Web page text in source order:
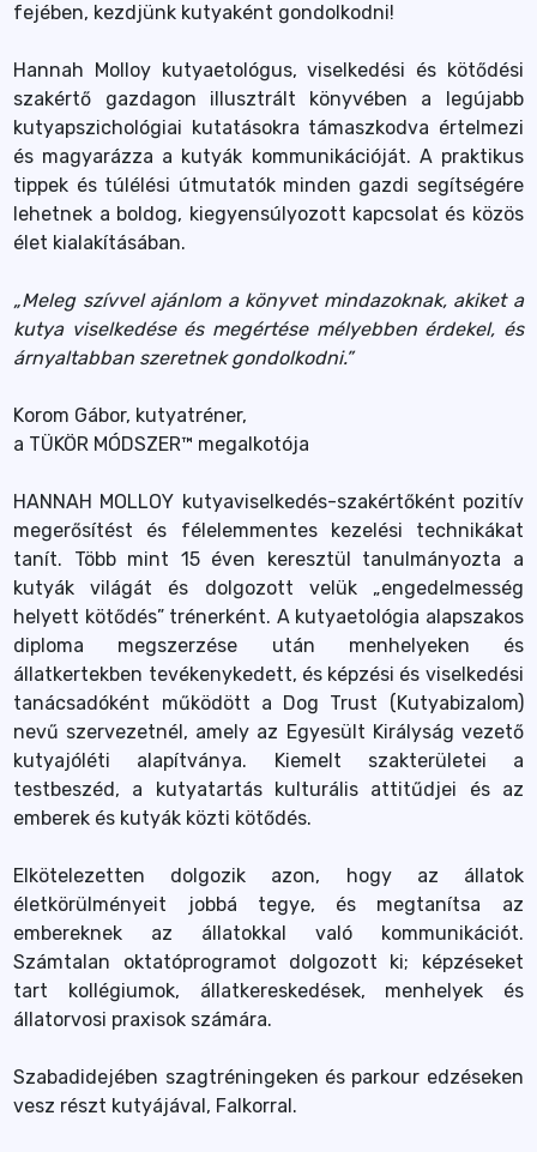
fejében, kezdjünk kutyaként gondolkodni!
Hannah Molloy kutyaetológus, viselkedési és kötődési
szakértő gazdagon illusztrált könyvében a legújabb
kutyapszichológiai kutatásokra támaszkodva értelmezi
és magyarázza a kutyák kommunikációját. A praktikus
tippek és túlélési útmutatók minden gazdi segítségére
lehetnek a boldog, kiegyensúlyozott kapcsolat és közös
élet kialakításában.
„Meleg szívvel ajánlom a könyvet mindazoknak, akiket a
kutya viselkedése és megértése mélyebben érdekel, és
árnyaltabban szeretnek gondolkodni.”
Korom Gábor, kutyatréner,
a TÜKÖR MÓDSZER™ megalkotója
HANNAH MOLLOY kutyaviselkedés-szakértőként pozitív
megerősítést és félelemmentes kezelési technikákat
tanít. Több mint 15 éven keresztül tanulmányozta a
kutyák világát és dolgozott velük „engedelmesség
helyett kötődés” trénerként. A kutyaetológia alapszakos
diploma megszerzése után menhelyeken és
állatkertekben tevékenykedett, és képzési és viselkedési
tanácsadóként működött a Dog Trust (Kutyabizalom)
nevű szervezetnél, amely az Egyesült Királyság vezető
kutyajóléti alapítványa. Kiemelt szakterületei a
testbeszéd, a kutyatartás kulturális attitűdjei és az
emberek és kutyák közti kötődés.
Elkötelezetten dolgozik azon, hogy az állatok
életkörülményeit jobbá tegye, és megtanítsa az
embereknek az állatokkal való kommunikációt.
Számtalan oktatóprogramot dolgozott ki; képzéseket
tart kollégiumok, állatkereskedések, menhelyek és
állatorvosi praxisok számára.
Szabadidejében szagtréningeken és parkour edzéseken
vesz részt kutyájával, Falkorral.